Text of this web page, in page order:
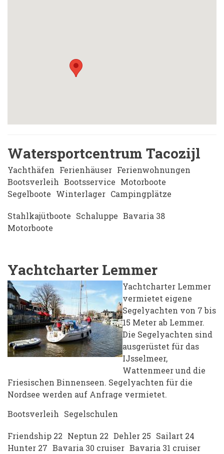
Watersportcentrum Tacozijl
Yachthäfen Ferienhäuser Ferienwohnungen
Bootsverleih Bootsservice Motorboote
Segelboote Winterlager Campingplätze
Stahlkajütboote Schaluppe Bavaria 38
Motorboote
Yachtcharter Lemmer
Yachtcharter Lemmer
vermietet eigene
Segelyachten von 7 bis
15 Meter ab Lemmer.
Die Segelyachten sind
ausgerüstet für das
IJsselmeer,
Wattenmeer und die
Friesischen Binnenseen. Segelyachten für die
Nordsee werden auf Anfrage vermietet.
Bootsverleih Segelschulen
Friendship 22 Neptun 22 Dehler 25 Sailart 24
Hunter 27 Bavaria 30 cruiser Bavaria 31 cruiser